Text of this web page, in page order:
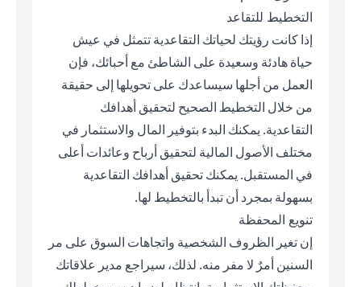
التخطيط للتقاعد
إذا كانت رؤيتك لحياتك التقاعدية تتمثل في عيش
حياة هادئة وسعيدة على الشاطئ مع أحبائك، فإن
العمل من أجلها سيساعدك على تحويلها إلى حقيقة
من خلال التخطيط الصحيح لتحقيق أهدافك
التقاعدية. يمكنك البدء بتوفير المال والاستثمار في
مختلف الأصول المالية لتحقيق أرباح وعائدات أعلى
في المستقبل. يمكنك تحقيق أهدافك التقاعدية
بسهولة بمجرد أن تبدأ بالتخطيط لها.
تنويع المحفظة
إن تغير الظروف الشخصية واتجاهات السوق على مر
السنين أمرٌ لا مفر منه. لذلك، سيراجع مدير علاقاتك